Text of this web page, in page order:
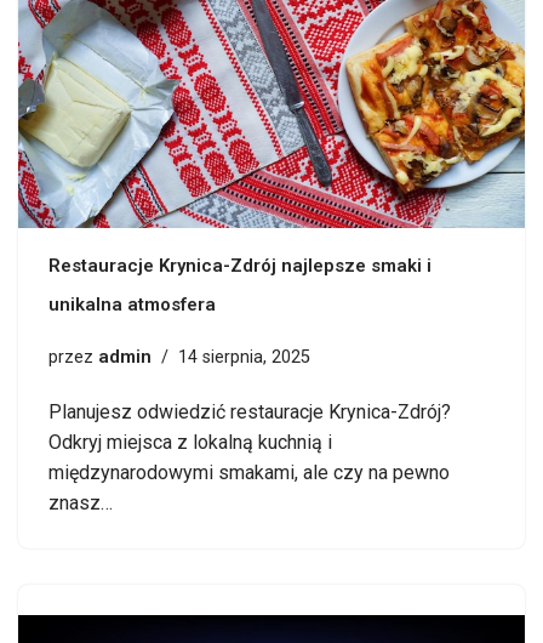
Restauracje Krynica-Zdrój najlepsze smaki i
unikalna atmosfera
przez admin 14 sierpnia, 2025
Planujesz odwiedzić restauracje Krynica-Zdrój?
Odkryj miejsca z lokalną kuchnią i
międzynarodowymi smakami, ale czy na pewno
znasz…